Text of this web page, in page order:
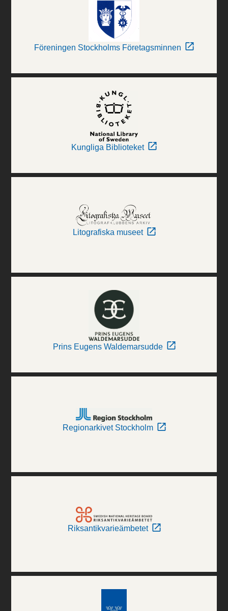
Föreningen Stockholms Företagsminnen
Kungliga Biblioteket
Litografiska museet
Prins Eugens Waldemarsudde
Regionarkivet Stockholm
Riksantikvarieämbetet